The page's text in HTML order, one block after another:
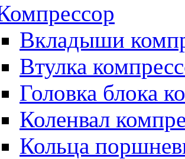
Вкладыши
Втулка
Головка блока
Коленвал
Кольца